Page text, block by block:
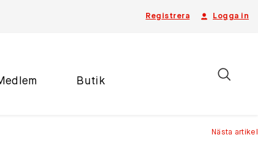
Registrera Logga in
Butik
Nästa artikel